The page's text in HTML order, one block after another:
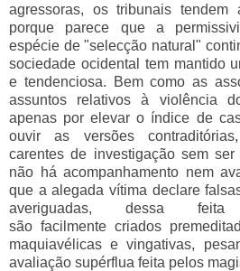
agressoras, os tribunais tendem
porque parece que a
espécie de "selecção natural"
sociedade ocidental tem mantido
e tendenciosa. Bem como as
assuntos relativos à violência
apenas por elevar o índice de
ouvir as versões
carentes de investigação sem
não há acompanhamento nem
que a alegada vítima declare
averiguadas, dessa
são facilmente criados
maquiavélicas e vingativas,
avaliação supérflua feita pelos